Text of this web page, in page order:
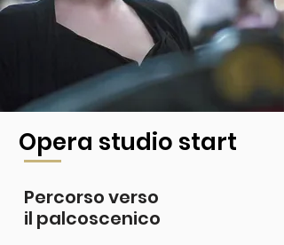
Opera studio start
Percorso verso
il palcoscenico